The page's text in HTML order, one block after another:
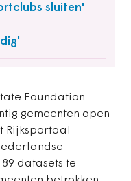
sluiten'
Foundation
gemeenten open
Rijksportaal
datasets te